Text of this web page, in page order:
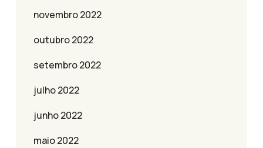
novembro 2022
outubro 2022
setembro 2022
julho 2022
junho 2022
maio 2022